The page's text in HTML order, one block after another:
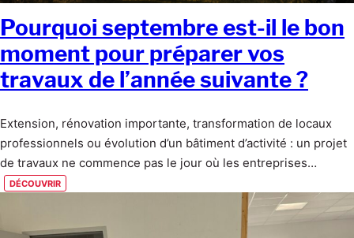
Pourquoi septembre est-il le bon
moment pour préparer vos
travaux de l’année suivante ?
Extension, rénovation importante, transformation de locaux
professionnels ou évolution d’un bâtiment d’activité : un projet
de travaux ne commence pas le jour où les entreprises…
découvrir